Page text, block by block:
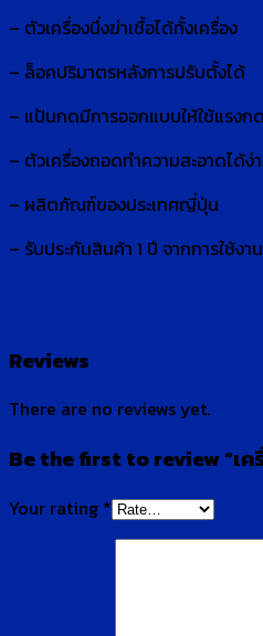
– ตัวเครื่องนึ่งฆ่าเชื้อได้ทั้งเครื่อง
– ล็อคปริมาตรหลังการปรับตั้งได้
– แป้นกดมีการออกแบบให้ใช้แรงก
– ตัวเครื่องถอดทำความสะอาดได้ง่
– ผลิตภัณฑ์ของประเทศญี่ปุ่น
– รับประกันสินค้า 1 ปี จากการใช้ง
Reviews
There are no reviews yet.
Be the first to review “เค
Your rating *